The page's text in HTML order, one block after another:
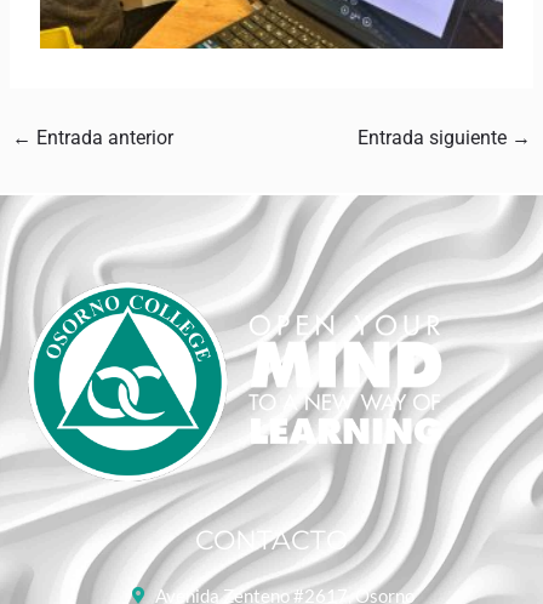
← Entrada anterior Entrada siguiente →
CONTACTO
Avenida Zenteno #2617, Osorno